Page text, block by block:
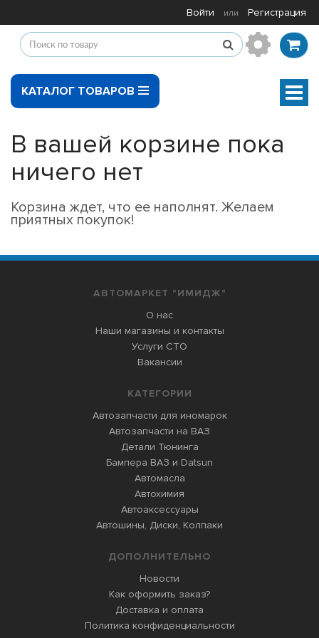
Войти или Регистрация
КАТАЛОГ ТОВАРОВ
В вашей корзине пока
ничего нет
Корзина ждет, что ее наполнят. Желаем
приятных покупок!
АВТОМАРКЕТ "ИМИДЖ"
О нас
Наши магазины и контакты
Услуги СТО
Вакансии
КАТЕГОРИИ
Автозапчасти для иномарок
Автозапчасти на ВАЗ
Детали Тюнинга
Бампера ВАЗ и Datsun
Автомасла
Автохимия
Автоаксессуары
Автошины, Диски, Колпаки
ДОПОЛНИТЕЛЬНО
Новости
Как оформить заказ?
Доставка и оплата
Политика конфиденциальности